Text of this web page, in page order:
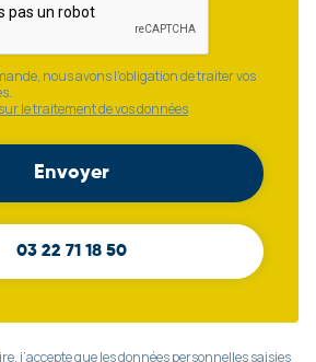
nous avons l'obligation de traiter vos
le traitement de vos données
03 22 71 18 50
j’accepte que les données personnelles saisies